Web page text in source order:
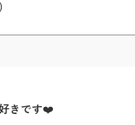
きです❤️